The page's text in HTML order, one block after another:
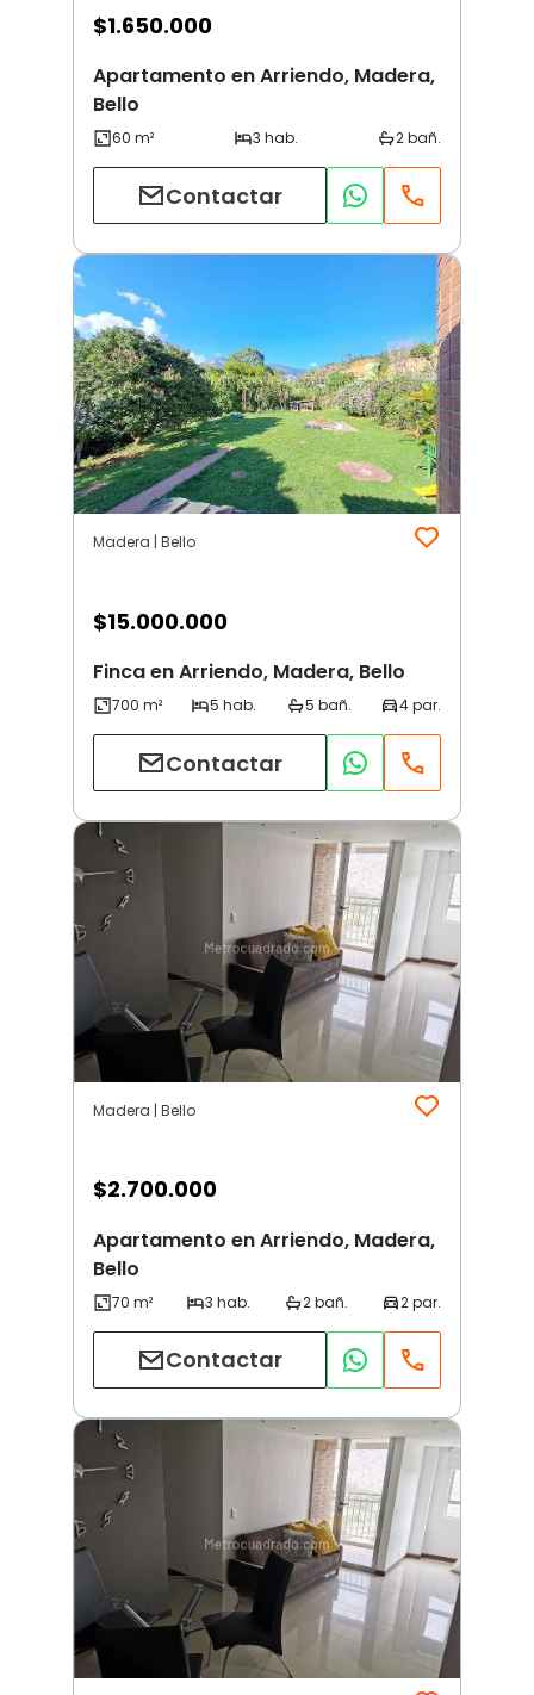
$1.650.000
Apartamento en Arriendo, Madera,
Bello
Contactar
Madera | Bello
$15.000.000
Finca en Arriendo, Madera, Bello
Contactar
Madera | Bello
$2.700.000
Apartamento en Arriendo, Madera,
Bello
Contactar